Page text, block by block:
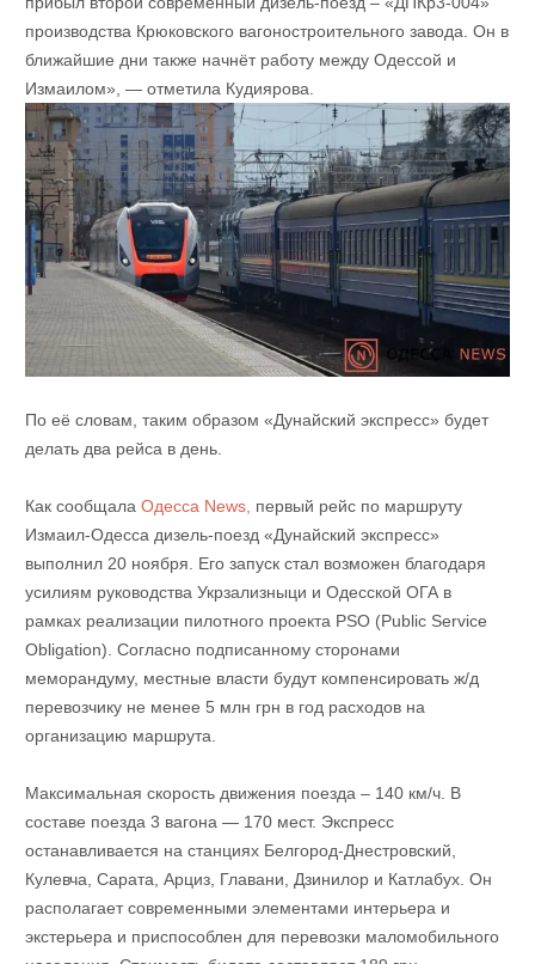
производства Крюковского вагоностроительного завода. Он в
ближайшие дни также начнёт работу между Одессой и
Измаилом», — отметила Кудиярова.
По её словам, таким образом «Дунайский экспресс» будет
делать два рейса в день.
Как сообщала Одесса News, первый рейс по маршруту
Измаил-Одесса дизель-поезд «Дунайский экспресс»
выполнил 20 ноября. Его запуск стал возможен благодаря
усилиям руководства Укрзализныци и Одесской ОГА в
рамках реализации пилотного проекта PSO (Public Service
Obligation). Согласно подписанному сторонами
меморандуму, местные власти будут компенсировать ж/д
перевозчику не менее 5 млн грн в год расходов на
организацию маршрута.
Максимальная скорость движения поезда – 140 км/ч. В
составе поезда 3 вагона — 170 мест. Экспресс
останавливается на станциях Белгород-Днестровский,
Кулевча, Сарата, Арциз, Главани, Дзинилор и Катлабух. Он
располагает современными элементами интерьера и
экстерьера и приспособлен для перевозки маломобильного